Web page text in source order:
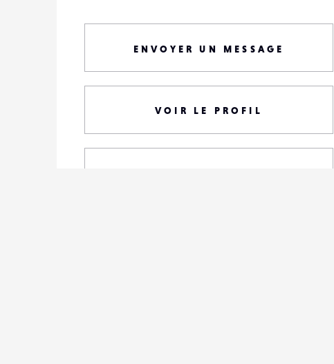
ENVOYER UN MESSAGE
VOIR LE PROFIL